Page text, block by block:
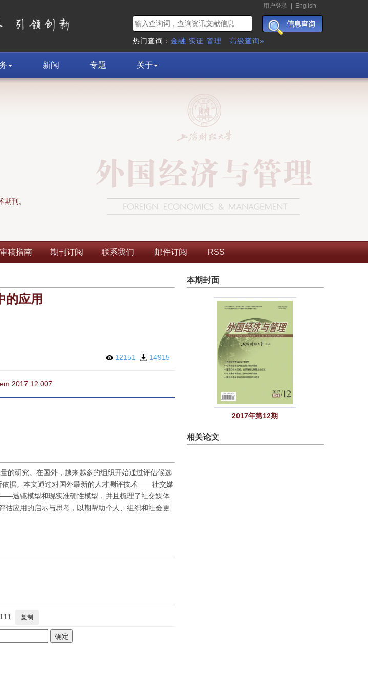
用户登录 English
热门查询： 金融 实证 管理 高级查询»
新闻 专题 关于
刊。
审稿指南 期刊订阅 联系我们 邮件订阅 RSS
的应用
12151 14915
的研究。在国外，越来越多的组织开始通过评估候选
依据。本文通过对国外最新的人才测评技术——社交媒
透镜模型和现实准确性模型，并且梳理了社交媒体
估应用的启示与思考，以期帮助个人、组织和社会更
复制
本期封面
2017年第12期
相关论文